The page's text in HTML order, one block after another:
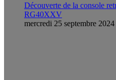
Découverte de la console
RG40XXV
mercredi 25 septembre 2024